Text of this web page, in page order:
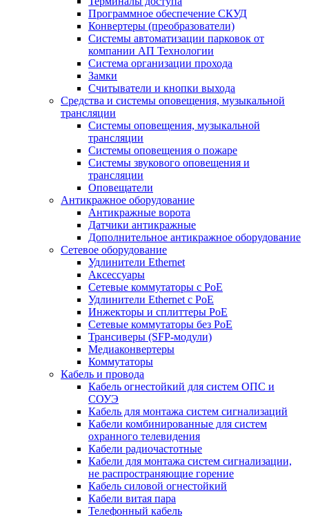
Программное обеспечение СКУД
Конвертеры (преобразователи)
Системы автоматизации парковок от
компании АП Технологии
Система организации прохода
Замки
Считыватели и кнопки выхода
Средства и системы оповещения, музыкальной
трансляции
Системы оповещения, музыкальной
трансляции
Системы оповещения о пожаре
Системы звукового оповещения и
трансляции
Оповещатели
Антикражное оборудование
Антикражные ворота
Датчики антикражные
Дополнительное антикражное оборудование
Сетевое оборудование
Удлинители Ethernet
Аксессуары
Сетевые коммутаторы с РоЕ
Удлинители Ethernet с PoE
Инжекторы и сплиттеры РоЕ
Сетевые коммутаторы без РоЕ
Трансиверы (SFP-модули)
Медиаконвертеры
Коммутаторы
Кабель и провода
Кабель огнестойкий для систем ОПС и
СОУЭ
Кабель для монтажа систем сигнализаций
Кабели комбинированные для систем
охранного телевидения
Кабели радиочастотные
Кабели для монтажа систем сигнализации,
не распространяющие горение
Кабель силовой огнестойкий
Кабели витая пара
Телефонный кабель